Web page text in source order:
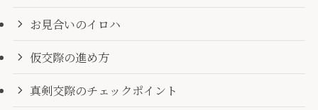
お見合いのイロハ
仮交際の進め方
真剣交際のチェックポイント